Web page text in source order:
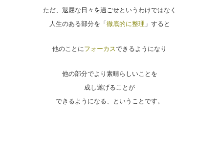
ただ、退屈な日々を過ごせというわけではなく
人生のある部分を「 徹底的に整理 」すると
他のことに フォーカスできるようになり
他の部分でより素晴らしいことを
成し遂げることが
できるようになる、ということです。